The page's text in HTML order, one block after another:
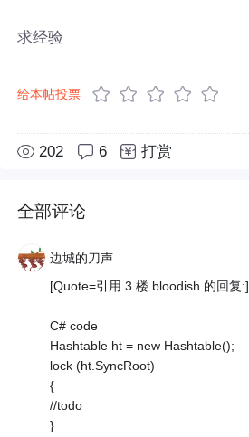
求经验
给本帖投票
202 6 打赏
全部评论
边城的刀声
[Quote=引用 3 楼 bloodish 的回复:]
C# code
Hashtable ht = new Hashtable();
lock (ht.SyncRoot)
{
//todo
}